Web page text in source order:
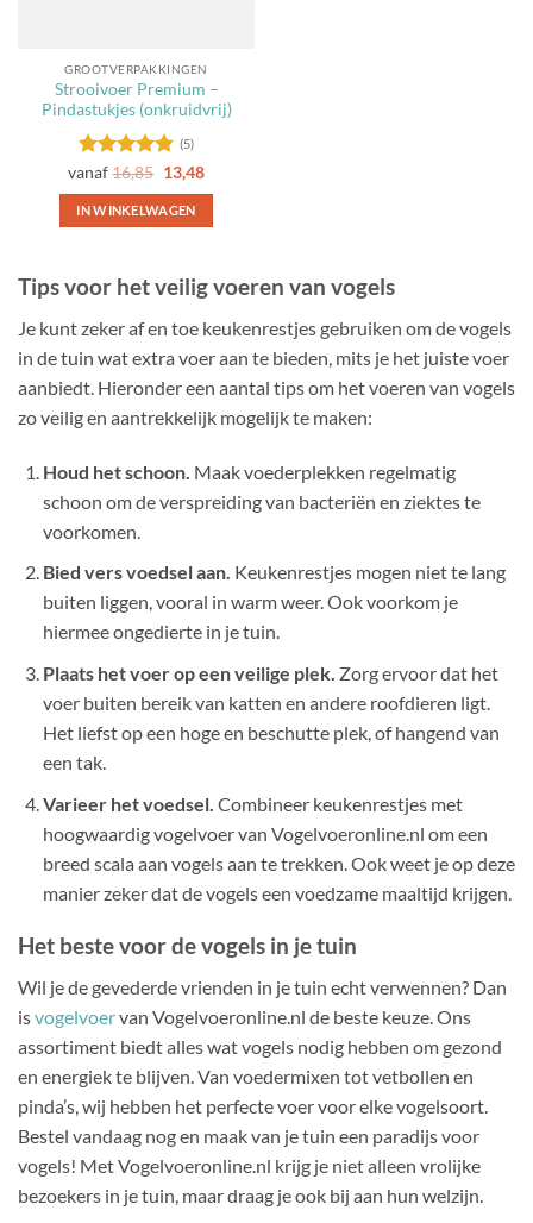
productpagina
GROOTVERPAKKINGEN
Strooivoer Premium –
Pindastukjes (onkruidvrij)
Gewaardeerd
4.8uit 5
(5)
vanaf 16,85 13,48
IN WINKELWAGEN
heeft
variaties.
Deze
optie
kan
worden
de
productpagina
Tips voor het veilig voeren van vogels
Je kunt zeker af en toe keukenrestjes gebruiken om de vogels
in de tuin wat extra voer aan te bieden, mits je het juiste voer
aanbiedt. Hieronder een aantal tips om het voeren van vogels
zo veilig en aantrekkelijk mogelijk te maken:
Houd het schoon. Maak voederplekken regelmatig
schoon om de verspreiding van bacteriën en ziektes te
voorkomen.
Bied vers voedsel aan. Keukenrestjes mogen niet te lang
buiten liggen, vooral in warm weer. Ook voorkom je
hiermee ongedierte in je tuin.
Plaats het voer op een veilige plek. Zorg ervoor dat het
voer buiten bereik van katten en andere roofdieren ligt.
Het liefst op een hoge en beschutte plek, of hangend van
een tak.
Varieer het voedsel. Combineer keukenrestjes met
hoogwaardig vogelvoer van Vogelvoeronline.nl om een
breed scala aan vogels aan te trekken. Ook weet je op deze
manier zeker dat de vogels een voedzame maaltijd krijgen.
Het beste voor de vogels in je tuin
Wil je de gevederde vrienden in je tuin echt verwennen? Dan
isvogelvoervan Vogelvoeronline.nl de beste keuze. Ons
assortiment biedt alles wat vogels nodig hebben om gezond
en energiek te blijven. Van voedermixen tot vetbollen en
pinda’s, wij hebben het perfecte voer voor elke vogelsoort.
Bestel vandaag nog en maak van je tuin een paradijs voor
vogels! Met Vogelvoeronline.nl krijg je niet alleen vrolijke
bezoekers in je tuin, maar draag je ook bij aan hun welzijn.